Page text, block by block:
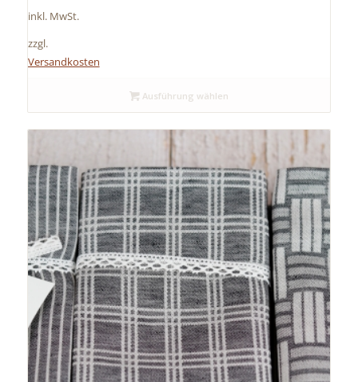
inkl. MwSt.
zzgl.
Versandkosten
Ausführung wählen